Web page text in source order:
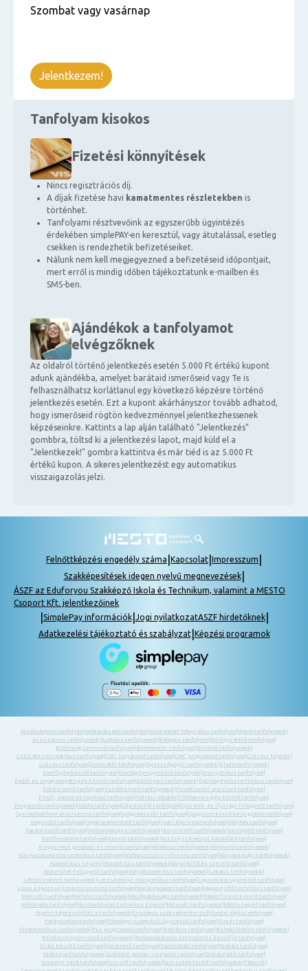
Tanfolyam kisokos
Fizetési könnyítések
Nincs regisztrációs díj.
A díjak fizetése havi kamatmentes részletekben is
történhet.
Tanfolyami résztvevőink az egyszerűbb ügyintézés
érdekében simplePAY-en keresztül, vagy átutalással, esetleg
csekken is rendezhetik befizetéseiket.
Nálunk nem kell megjegyezned a befizetéseid időpontjait,
mert erről is mindig időben tájékoztatunk e-mailben és
SMS-ben.
Ajándékok a tanfolyamot
elvégzőknek
Az oldalról történő jelentkezés esetén 5.000 Ft értékű kupont
adunk ajándékba, amelyet barátaid ismerőseid vagy Te is
felhasználhatsz korlátlanul egy következő képzésre történő
jelentkezés esetén. Ezt a kupont akárhányszor tovább adhatod,
hogy ismerőseid rögtön kedvezménnyel jelentkezhessenek
képzéseinkre. Kattints a lap alján található "Jelentkezés"
gombbra, töltsd ki a jelentkezési lapot, majd küld el a
"Jelentkezek!" gombra kattintva és már tiéd is az 5.000 Ft
értékű kupon. A sikeres jelentkezést egy automatikus
visszaigazolás jelzi.
Szombat vagy vasárnap
Jelentkezem!
Felnőttképzési engedély száma Kapcsolat Impresszum
Szakképesítések idegen nyelvű megnevezések|
ÁSZF az Eduforyou Szakképző Iskola és Technikum, valamint a MESTO
Csoport Kft. jelentkezőinek
SimplePay információk| Jogi nyilatkozatASZF hirdetőknek|
Adatkezelési tájékoztató és szabályzat| Képzési programok
Ácsállványozó tanfolyam| Adótanácsadó tanfolyam| Alkalmazott fotográfus tanfolyam| Ápoló tanfolyamok
Asszisztens tanfolyamok Asztalos tanfolyamok Bádogos tanfolyam| Bérügyintéző tanfolyam|
Biztonságszervező tanfolyam| Boncmester tanfolyam| Burkoló tanfolyamok
CAD-CAM informatikus tanfolyam| CNC forgácsoló tanfolyam| CNC programozó tanfolyam| Cukrász képzés
Cukrász tanfolyam| Dekoratőr tanfolyam| Egészségügyi tanfolyamok Eladó tanfolyamok
Emelőgép-kezelő tanfolyam Emelőgép-ügyintéző tanfolyam Energetikus tanfolyam
Építő- és anyagmozgató gép kezelő tanfolyam Építőipari tanfolyamok Épületgépész technikus tanfolyam
Fakitermelő tanfolyam Felnőttképző tanfolyamok Fertőtlenítő sterilező tanfolyam
Festő, mázoló és tapétázó tanfolyam Fodrász oktatás Földmunka- gép kezelő tanfolyam
Forgácsoló tanfolyamok Gazda tanfolyam| Gép kezelő tanfolyam| Gyermek- és ifjúsági felügyelő tanfolyam|
Gyermekotthoni asszisztens tanfolyam| Gyógymasszőr tanfolyam| Gyógyszerkészítmény gyártó tanfolyam|
Hegesztő tanfolyam Ingatlanközvetítő tanfolyam Ipari alpinista tanfolyam Kályhás tanfolyam
Kazánkezelő tanfolyam| Kedvezményes tanfolyamok Kereskedő tanfolyamok Kertépítő tanfolyam|
Kertfenntartó tanfolyam| Kezelő tanfolyamok Kis teljesítményű kazánfűtő tanfolyam|
Kisgyermek gondozó -és nevelő tanfolyam| Kőműves tanfolyamok Könyvelő tanfolyamok
Környezetvédelmi technikus tanfolyam| Közbeszerzési referens tanfolyam| Közgazdasági tanfolyamok
Kozmetikus képzés Kozmetikus tanfolyamok Központifűtés szerelő tanfolyam|
Közterület felügyelő tanfolyam Kutyakozmetikus tanfolyamok Lakatos tanfolyamok
Lakberendező tanfolyamok Létesítményi energetikus tanfolyam| Logisztikai ügyintéző tanfolyam|
Lovas képzések Lovastúra vezető tanfolyam| Magánnyomozó tanfolyam| Magasépítő technikus tanfolyam|
Masszőr tanfolyam| Méhész tanfolyamok Mezőgazdasági tanfolyamok Motorfűrész-kezelő tanfolyam|
Műkörmös tanfolyam Munkavédelmi technikus képzés Műszaki tanfolyamok Műtőssegéd tanfolyam
Nyelvi képzések OKJ-s tanfolyamok Országos szakemberkereső Óvodai dajka tanfolyam|
Parkgondozó tanfolyam| Pénzügyi-számviteli ügyintéző tanfolyam| Pincér tanfolyam|
Pirotechnikus tanfolyamok PLC programozó tanfolyam| Raktáros tanfolyam| Rehabilitációs tanfolyamok
Rendezvényszervező tanfolyamok Robbanásbiztos berendezés kezelője tanfolyam
Sírkő készítő tanfolyam Sportedző tanfolyam Sportoktató tanfolyam Szakács tanfolyam
Szakképző tanfolyamok Szállodai portás -recepciós tanfolyam| Szárazépítő tanfolyam|
Személyi edző tanfolyam| Szerelő tanfolyamok Szerszámkészítő tanfolyamok Táborok